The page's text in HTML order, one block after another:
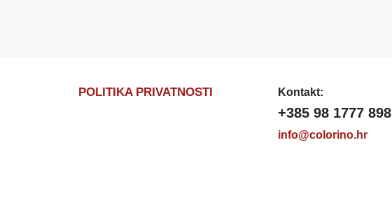
POLITIKA PRIVATNOSTI Kontakt:
+385 98 1777 898
info@colorino.hr